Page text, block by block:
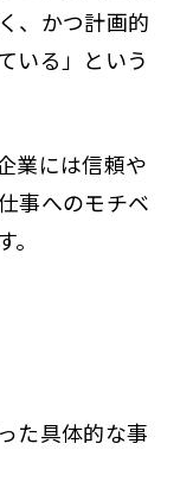
、かつ計画的
いる」という
業には信頼や
事へのモチベ
た具体的な事